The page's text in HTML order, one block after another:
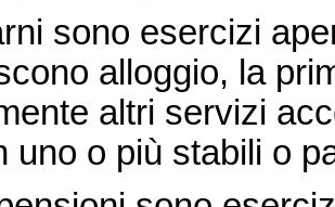
sono esercizi
alloggio, la
altri servizi
uno o più stabili o